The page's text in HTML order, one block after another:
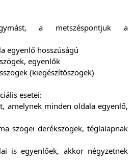
a metszéspontjuk a
egyenlő hosszúságú
egyenlők
(kiegészítőszögek)
esetei:
amelynek minden oldala egyenlő,
szögei derékszögek, téglalapnak
is egyenlőek, akkor négyzetnek